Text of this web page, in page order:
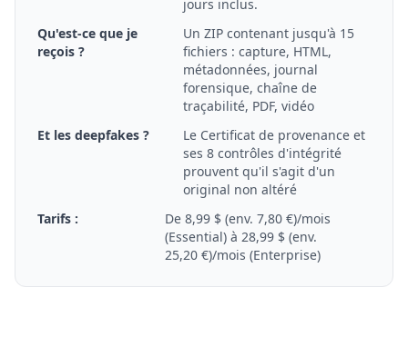
jours inclus.
Qu'est-ce que je
reçois ?
Un ZIP contenant jusqu'à 15
fichiers : capture, HTML,
métadonnées, journal
forensique, chaîne de
traçabilité, PDF, vidéo
Et les deepfakes ?
Le Certificat de provenance et
ses 8 contrôles d'intégrité
prouvent qu'il s'agit d'un
original non altéré
Tarifs :
De 8,99 $ (env. 7,80 €)/mois
(Essential) à 28,99 $ (env.
25,20 €)/mois (Enterprise)